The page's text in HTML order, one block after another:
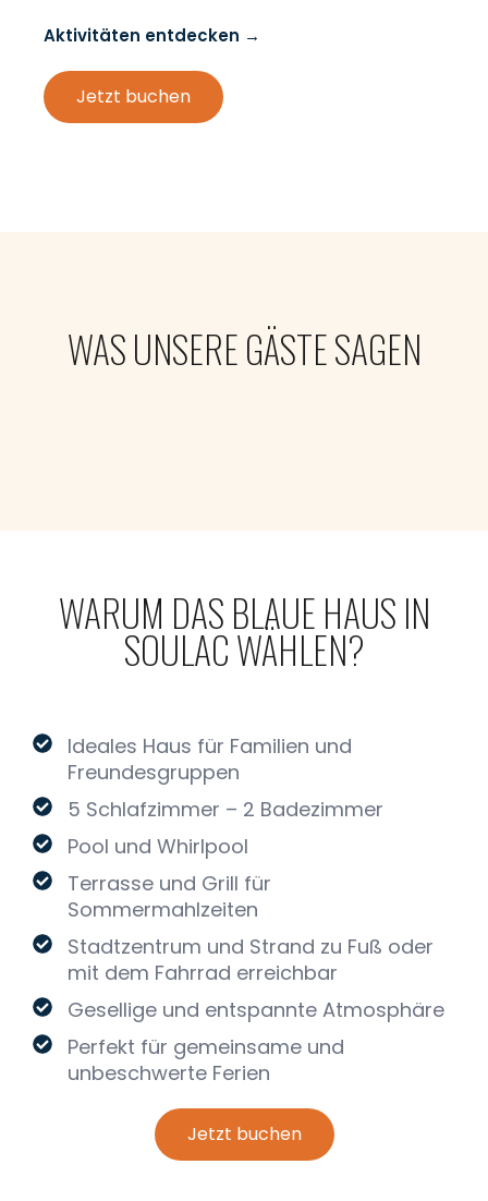
Aktivitäten entdecken →
Jetzt buchen
WAS UNSERE GÄSTE SAGEN
WARUM DAS BLAUE HAUS IN
SOULAC WÄHLEN?
Ideales Haus für Familien und
Freundesgruppen
5 Schlafzimmer – 2 Badezimmer
Pool und Whirlpool
Terrasse und Grill für
Sommermahlzeiten
Stadtzentrum und Strand zu Fuß oder
mit dem Fahrrad erreichbar
Gesellige und entspannte Atmosphäre
Perfekt für gemeinsame und
unbeschwerte Ferien
Jetzt buchen